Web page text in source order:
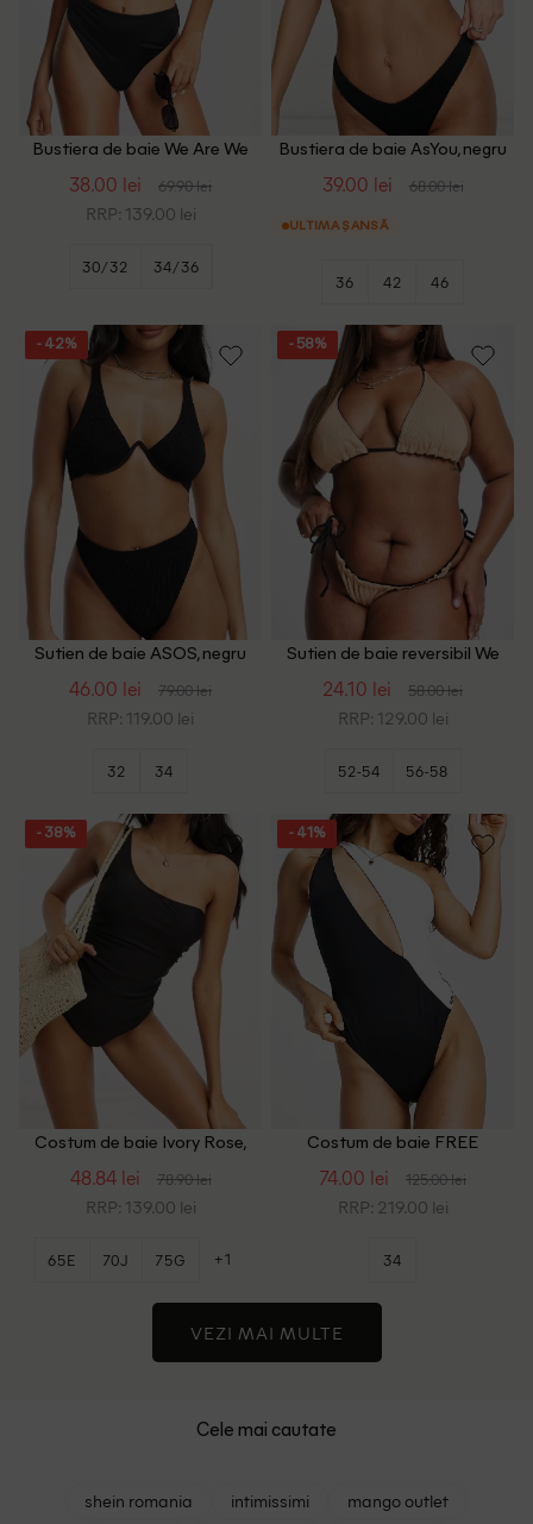
Bustiera de baie We Are We
38.00 lei 69.90 lei
RRP: 139.00 lei
30/32 34/36
Bustiera de baie AsYou, negru
39.00 lei 68.00 lei
ULTIMA ȘANSĂ
36 42 46
- 42%
Sutien de baie ASOS, negru
46.00 lei 79.00 lei
RRP: 119.00 lei
32 34
- 58%
Sutien de baie reversibil We
negru/maro
24.10 lei 58.00 lei
RRP: 129.00 lei
52-54 56-58
- 38%
Costum de baie Ivory Rose,
48.84 lei 78.90 lei
RRP: 139.00 lei
65E 70J 75G +1
- 41%
Costum de baie FREE
74.00 lei 125.00 lei
RRP: 219.00 lei
34
VEZI MAI MULTE
Cele mai cautate
shein romania intimissimi
mango outlet